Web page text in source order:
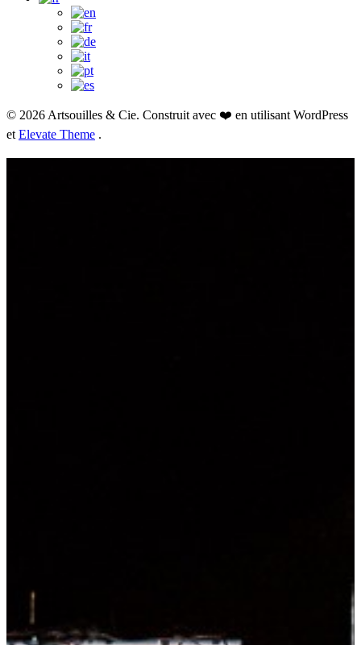
© 2026 Artsouilles & Cie. Construit avec ❤️ en utilisant WordPress
et Elevate Theme .